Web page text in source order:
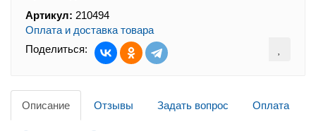
Артикул: 210494
Оплата и доставка товара
Поделиться:
Описание Отзывы Задать вопрос Оплата